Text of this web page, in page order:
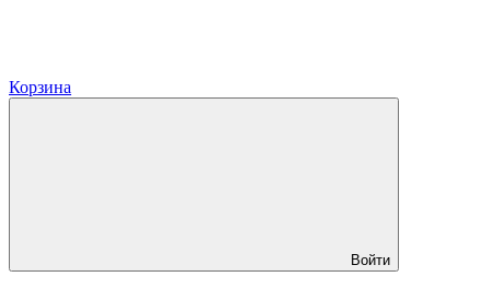
Корзина
Войти